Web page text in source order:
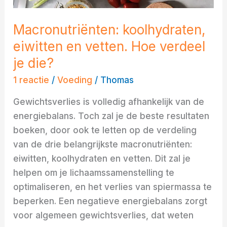
Macronutriënten: koolhydraten,
eiwitten en vetten. Hoe verdeel
je die?
1 reactie /Voeding / Thomas
Gewichtsverlies is volledig afhankelijk van de
energiebalans. Toch zal je de beste resultaten
boeken, door ook te letten op de verdeling
van de drie belangrijkste macronutriënten:
eiwitten, koolhydraten en vetten. Dit zal je
helpen om je lichaamssamenstelling te
optimaliseren, en het verlies van spiermassa te
beperken. Een negatieve energiebalans zorgt
voor algemeen gewichtsverlies, dat weten
die?